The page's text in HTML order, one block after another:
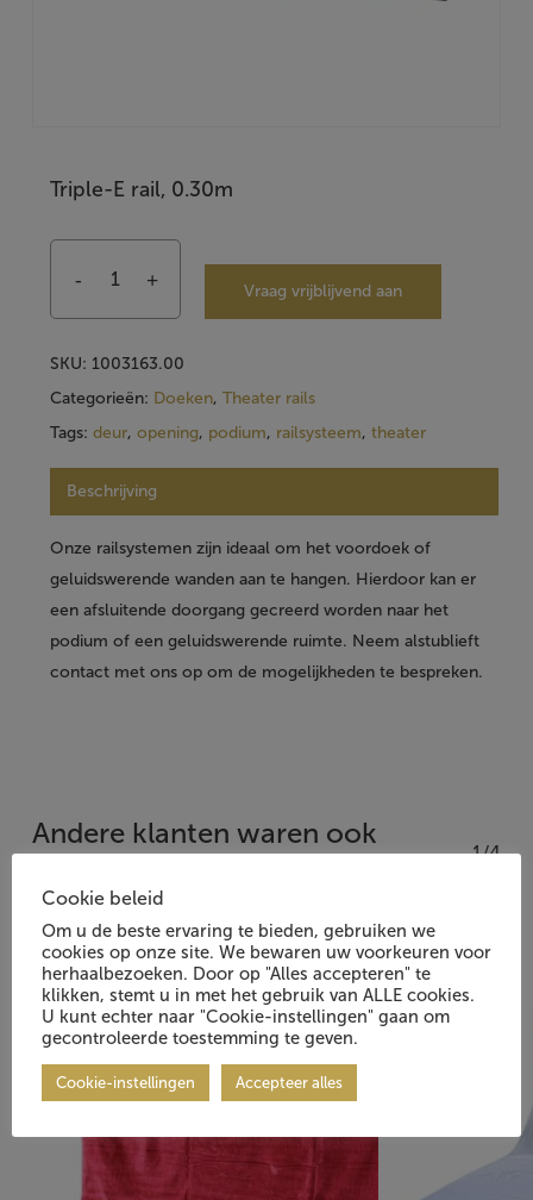
Triple-E rail, 0.30m
Vraag vrijblijvend aan
SKU: 1003163.00
Categorieën: Doeken, Theater rails
Tags: deur, opening, podium, railsysteem, theater
Beschrijving
Onze railsystemen zijn ideaal om het voordoek of
geluidswerende wanden aan te hangen. Hierdoor kan er
een afsluitende doorgang gecreerd worden naar het
podium of een geluidswerende ruimte. Neem alstublieft
contact met ons op om de mogelijkheden te bespreken.
Andere klanten waren ook
1/4
Cookie beleid
Om u de beste ervaring te bieden, gebruiken we
cookies op onze site. We bewaren uw voorkeuren voor
herhaalbezoeken. Door op "Alles accepteren" te
klikken, stemt u in met het gebruik van ALLE cookies.
U kunt echter naar "Cookie-instellingen" gaan om
gecontroleerde toestemming te geven.
Cookie-instellingen Accepteer alles